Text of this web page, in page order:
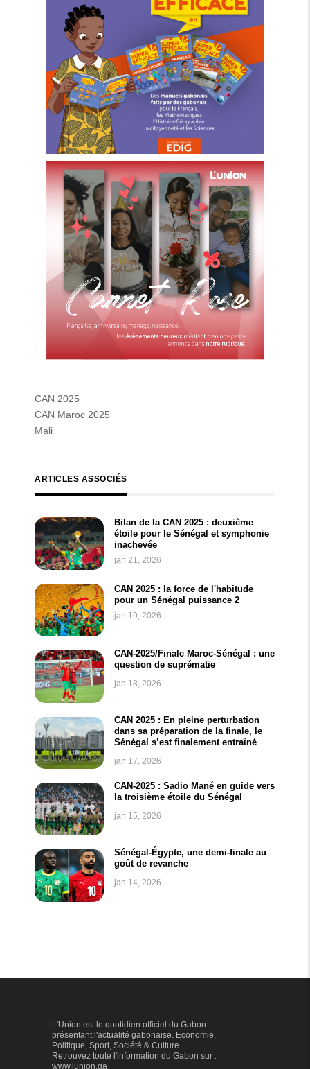
CAN 2025
CAN Maroc 2025
Mali
ARTICLES ASSOCIÉS
Bilan de la CAN 2025 : deuxième
étoile pour le Sénégal et symphonie
inachevée
jan 21, 2026
CAN 2025 : la force de l'habitude
pour un Sénégal puissance 2
jan 19, 2026
CAN-2025/Finale Maroc-Sénégal : une
question de suprématie
jan 18, 2026
CAN 2025 : En pleine perturbation
dans sa préparation de la finale, le
Sénégal s’est finalement entraîné
jan 17, 2026
CAN-2025 : Sadio Mané en guide vers
la troisième étoile du Sénégal
jan 15, 2026
Sénégal-Égypte, une demi-finale au
goût de revanche
jan 14, 2026
L'Union est le quotidien officiel du Gabon
présentant l'actualité gabonaise. Economie,
Politique, Sport, Société & Culture...
Retrouvez toute l'information du Gabon sur :
www.lunion.ga